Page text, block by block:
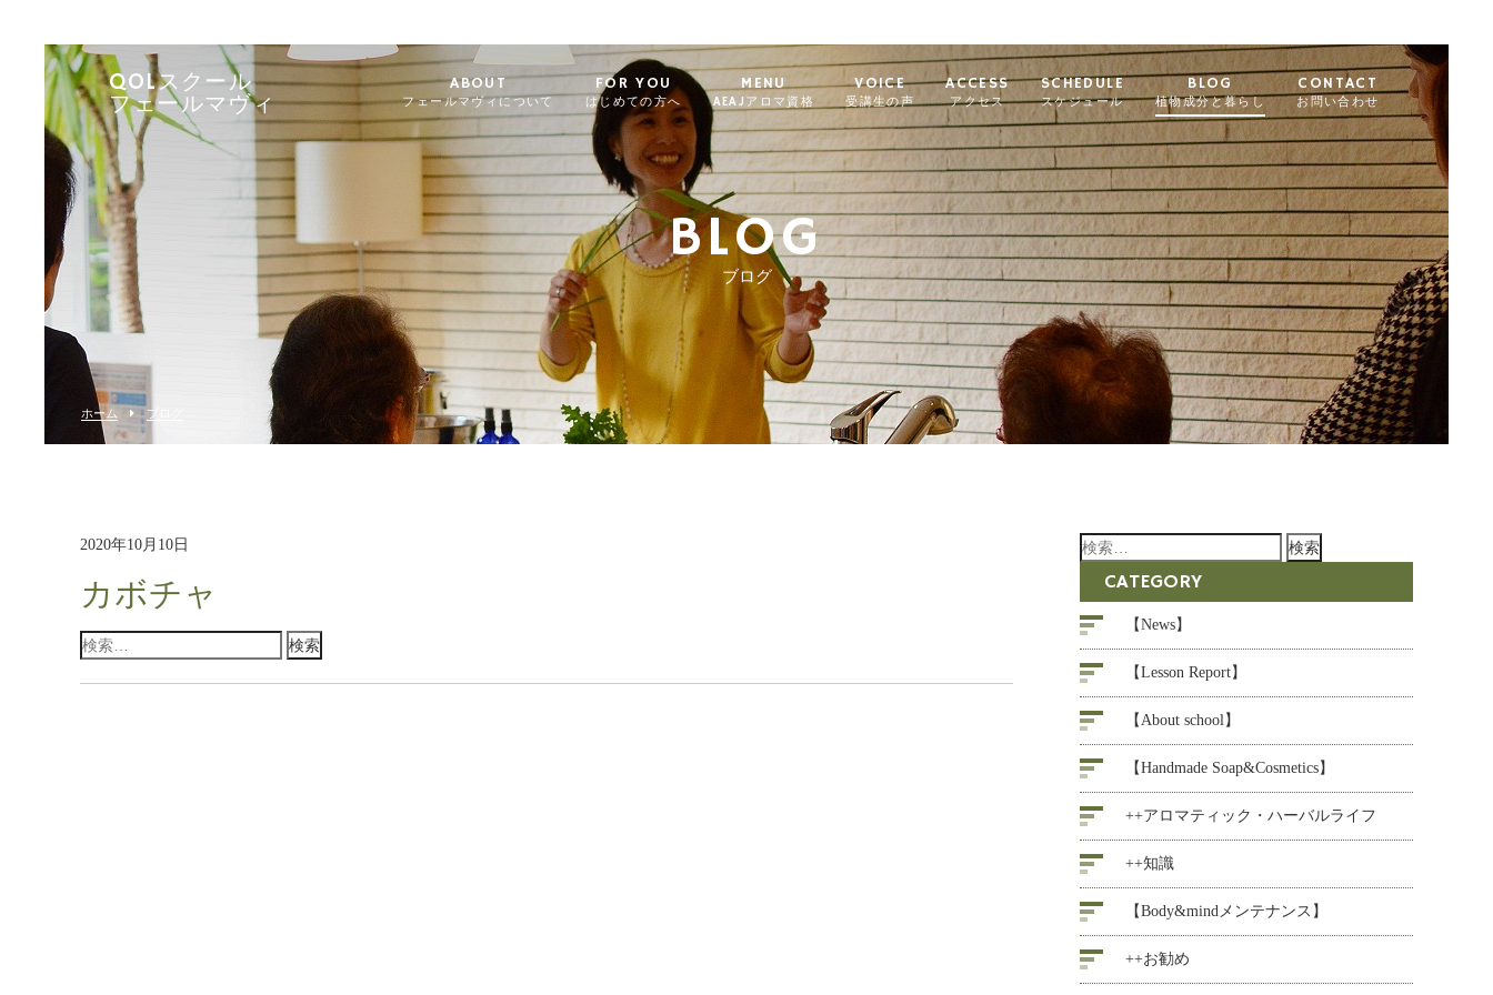
QOLスクール
フェールマヴィ
ABOUT
フェールマヴィについて
FOR YOU
はじめての方へ
MENU
AEAJアロマ資格
VOICE
受講生の声
ACCESS
アクセス
SCHEDULE
スケジュール
BLOG
植物成分と暮らし
CONTACT
お問い合わせ
BLOG
ブログ
ホーム ブログ
2020年10月10日
カボチャ
検
検
CATEGORY
【News】
【Lesson Report】
【About school】
【Handmade Soap&Cosmetics】
++アロマティック・ハーバルライフ
++知識
【Body&mindメンテナンス】
++お勧め